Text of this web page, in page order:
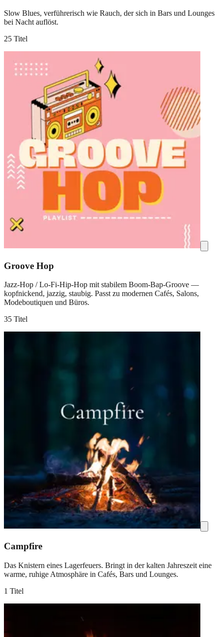
Slow Blues, verführerisch wie Rauch, der sich in Bars und Lounges
bei Nacht auflöst.
25 Titel
Groove Hop
Jazz-Hop / Lo-Fi-Hip-Hop mit stabilem Boom-Bap-Groove —
kopfnickend, jazzig, staubig. Passt zu modernen Cafés, Salons,
Modeboutiquen und Büros.
35 Titel
Campfire
Das Knistern eines Lagerfeuers. Bringt in der kalten Jahreszeit eine
warme, ruhige Atmosphäre in Cafés, Bars und Lounges.
1 Titel